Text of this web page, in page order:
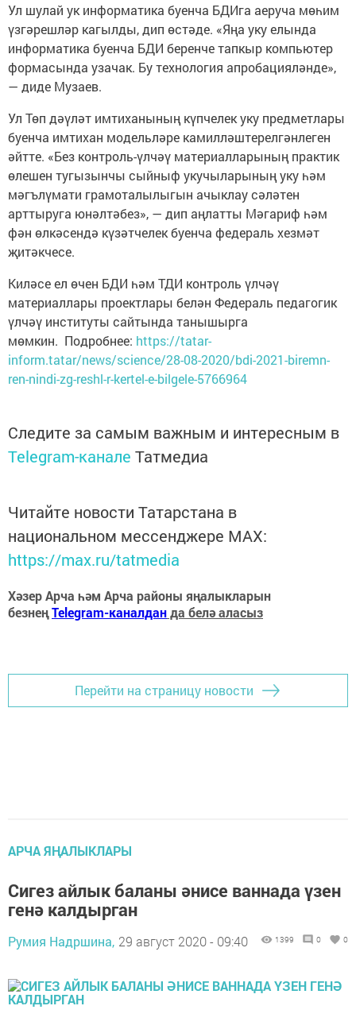
Ул шулай ук информатика буенча БДИга аеруча мөһим
үзгәрешләр кагылды, дип өстәде. «Яңа уку елында
информатика буенча БДИ беренче тапкыр компьютер
формасында узачак. Бу технология апробацияләнде»,
— диде Музаев.
Ул Төп дәүләт имтиханының күпчелек уку предметлары
буенча имтихан модельләре камилләштерелгәнлеген
әйтте. «Без контроль-үлчәү материалларының практик
өлешен тугызынчы сыйныф укучыларының уку һәм
мәгълүмати грамоталылыгын ачыклау сәләтен
арттыруга юнәлтәбез», — дип аңлатты Мәгариф һәм
фән өлкәсендә күзәтчелек буенча федераль хезмәт
җитәкчесе.
Киләсе ел өчен БДИ һәм ТДИ контроль үлчәү
материаллары проектлары белән Федераль педагогик
үлчәү институты сайтында танышырга
мөмкин. Подробнее: https://tatar-
inform.tatar/news/science/28-08-2020/bdi-2021-biremn-
ren-nindi-zg-reshl-r-kertel-e-bilgele-5766964
Следите за самым важным и интересным в
Telegram-канале Татмедиа
Читайте новости Татарстана в
национальном мессенджере MАХ:
https://max.ru/tatmedia
Хәзер Арча һәм Арча районы яңалыкларын
безнеңTelegram-каналданда белә аласыз
Перейти на страницу новости
АРЧА ЯҢАЛЫКЛАРЫ
Сигез айлык баланы әнисе ваннада үзен
генә калдырган
Румия Надршина, 29 август 2020 - 09:40 1399 0 0